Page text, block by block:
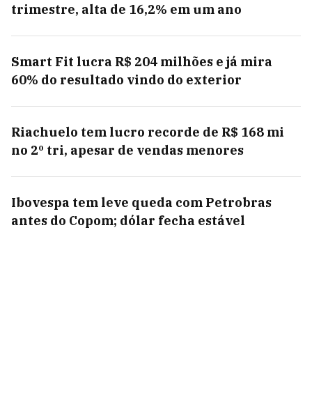
trimestre, alta de 16,2% em um ano
Smart Fit lucra R$ 204 milhões e já mira
60% do resultado vindo do exterior
Riachuelo tem lucro recorde de R$ 168 mi
no 2º tri, apesar de vendas menores
Ibovespa tem leve queda com Petrobras
antes do Copom; dólar fecha estável